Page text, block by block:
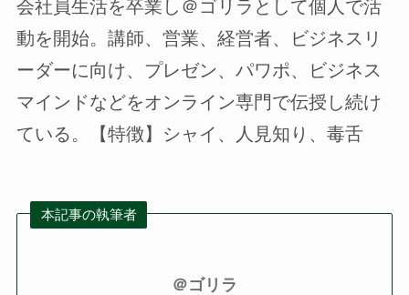
会社員生活を卒業し＠ゴリラとして個人で活
動を開始。講師、営業、経営者、ビジネスリ
ーダーに向け、プレゼン、パワポ、ビジネス
マインドなどをオンライン専門で伝授し続け
ている。【特徴】シャイ、人見知り、毒舌
本記事の執筆者
＠ゴリラ